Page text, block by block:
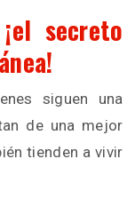
secreto
siguen una
de una mejor
tienden a vivir